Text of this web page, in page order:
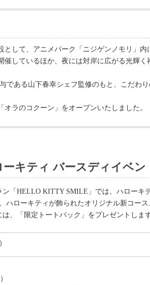
して、アニメパーク「ニジゲンノモリ」
しているほか、夜には対岸に広がる光輝
である山下春幸シェフ監修のもと、こだわ
ラのコクーン」をオープンいたしました。
ティ バースディイベン
「HELLO KITTY SMILE」では、ハローキ
ハローキティが飾られたオリジナル新コー
、「限定トートバック」をプレゼントしま